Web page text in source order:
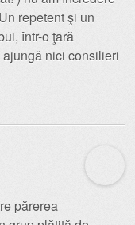
repetent şi un
într-o ţară
nici consilieri
părerea